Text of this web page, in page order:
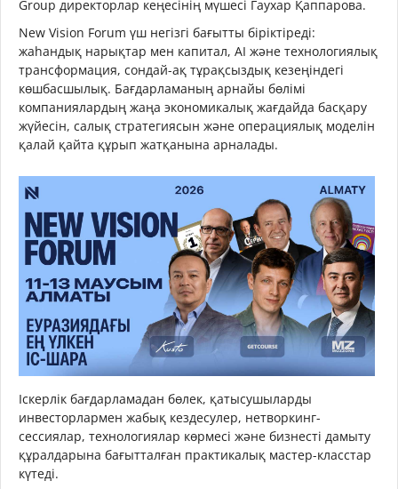
Group директорлар кеңесінің мүшесі Гаухар Қаппарова.
New Vision Forum үш негізгі бағытты біріктіреді:
жаһандық нарықтар мен капитал, AI және технологиялық
трансформация, сондай-ақ тұрақсыздық кезеңіндегі
көшбасшылық. Бағдарламаның арнайы бөлімі
компаниялардың жаңа экономикалық жағдайда басқару
жүйесін, салық стратегиясын және операциялық моделін
қалай қайта құрып жатқанына арналады.
Іскерлік бағдарламадан бөлек, қатысушыларды
инвесторлармен жабық кездесулер, нетворкинг-
сессиялар, технологиялар көрмесі және бизнесті дамыту
құралдарына бағытталған практикалық мастер-класстар
күтеді.